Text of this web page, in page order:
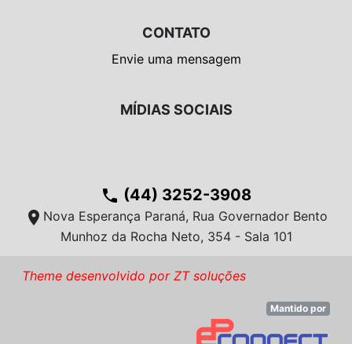
CONTATO
Envie uma mensagem
MÍDIAS SOCIAIS
phone (44) 3252-3908
location_on Nova Esperança Paraná, Rua Governador Bento
Munhoz da Rocha Neto, 354 - Sala 101
Theme desenvolvido por ZT soluções
Mantido por